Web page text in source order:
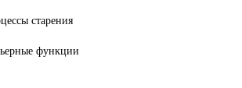
старения
функции